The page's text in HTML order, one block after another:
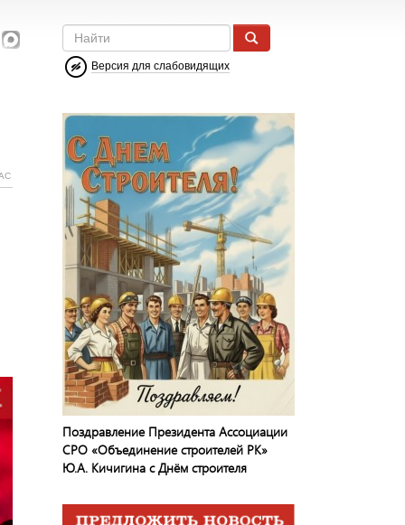
Версия для слабовидящих
Поздравление Президента Ассоциации
СРО «Объединение строителей РК»
Ю.А. Кичигина с Днём строителя